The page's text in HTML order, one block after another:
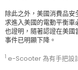
除此之外，美國消費品安
求進入美國的電動平衡車
也證明，隨著認證在美
事件已明顯下降。
1 e-Scooter 為有手把設